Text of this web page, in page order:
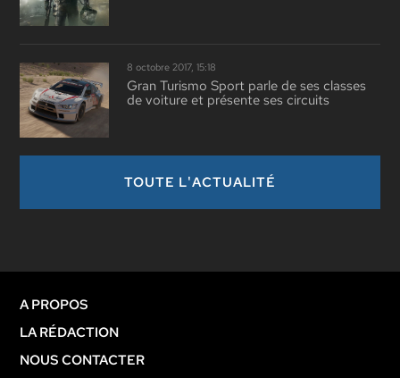
8 octobre 2017, 15:18
Gran Turismo Sport parle de ses classes
de voiture et présente ses circuits
TOUTE L'ACTUALITÉ
A PROPOS
LA RÉDACTION
NOUS CONTACTER